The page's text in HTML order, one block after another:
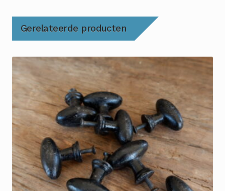
Gerelateerde producten